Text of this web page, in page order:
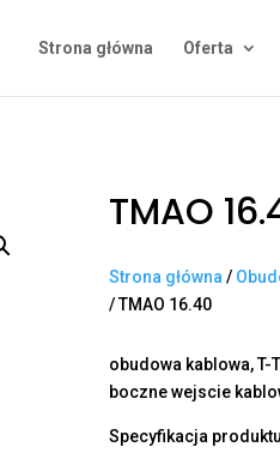
Strona główna Oferta
TMAO
Strona główna /
/ TMAO 16.40
obudowa kablowa, T-
boczne wejscie
Specyfikacja